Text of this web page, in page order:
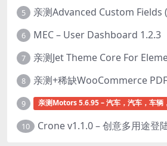
5
6 MEC – User Dashboard 1.2.3
7
8
9 亲测Motors 5.6.95 – 汽车，汽车，车
10